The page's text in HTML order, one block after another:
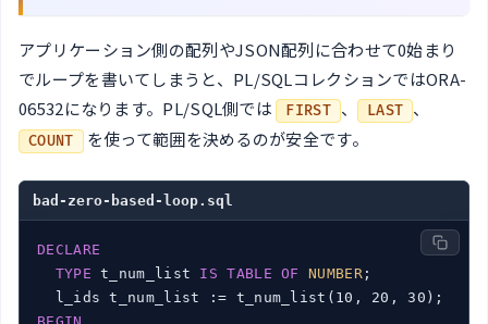
アプリケーション側の配列やJSON配列に合わせて0始まり
でループを書いてしまうと、PL/SQLコレクションではORA-
06532になります。PL/SQL側では
FIRST 、 LAST 、
COUNT を使って範囲を決めるのが安全です。
bad-zero-based-loop.sql
DECLARE
TYPE t_num_list IS TABLE OF NUMBER;